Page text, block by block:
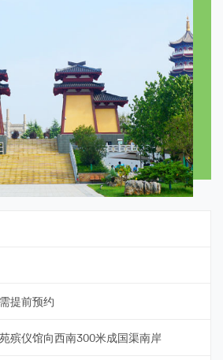
提前预约
殡仪馆向西南300米成国渠南岸